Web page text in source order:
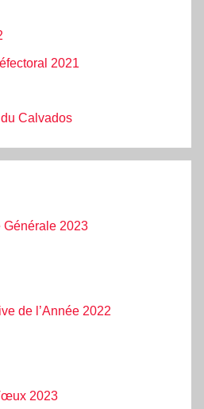
2021
Calvados
Générale 2023
de l’Année 2022
2023